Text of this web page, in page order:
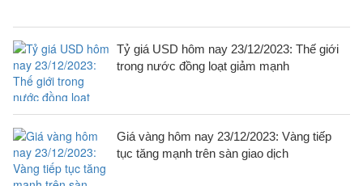
Tỷ giá USD hôm nay 23/12/2023: Thế giới
trong nước đồng loạt giảm mạnh
Giá vàng hôm nay 23/12/2023: Vàng tiếp
tục tăng mạnh trên sàn giao dịch